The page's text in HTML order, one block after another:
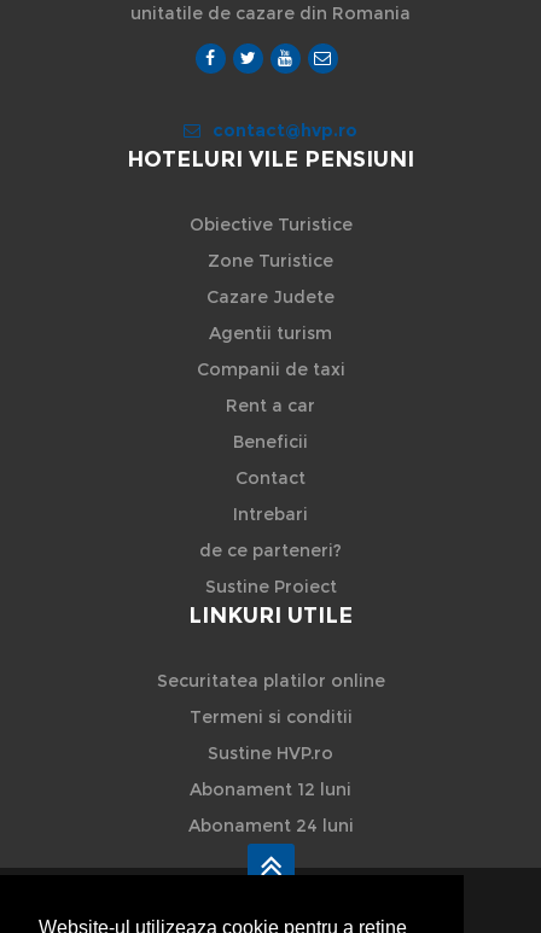
Website-ul utilizeaza cookie pentru a reţine
unitatile de cazare din Romania
contact@hvp.ro
HOTELURI VILE PENSIUNI
Obiective Turistice
Zone Turistice
Cazare Judete
Agentii turism
Companii de taxi
Rent a car
Beneficii
Contact
Intrebari
de ce parteneri?
Sustine Proiect
LINKURI UTILE
Securitatea platilor online
Termeni si conditii
Sustine HVP.ro
Abonament 12 luni
Abonament 24 luni